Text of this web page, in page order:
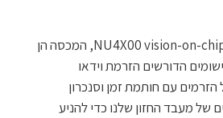
שלמה גדות, מנכ"ל ומייסד שותף של Inuitive הוסיף ואמר: "סדרת ה- NU4X00 vision-on-chip, המכסה הן
הדורשים הזרמת וידאו
עם חותמת זמן וסנכרון
של מעבד החזון שלנו כדי להניע